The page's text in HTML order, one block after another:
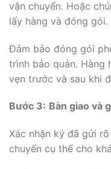
vận chuyển. Hoặc
lấy hàng và đóng gói.
Đảm bảo đóng gói
trình bảo quản. Hàng
vẹn trước và sau khi
Bước 3: Bàn giao và
Xác nhận ký đã gửi
chuyển cụ thể cho